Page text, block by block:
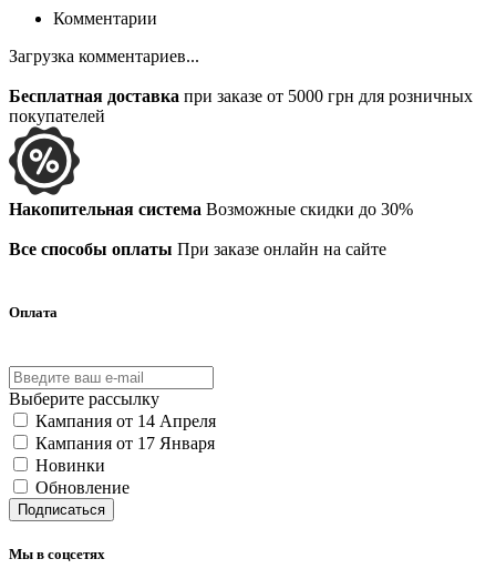
Комментарии
Загрузка комментариев...
Бесплатная доставка при заказе от 5000 грн для розничных
покупателей
Накопительная система Возможные скидки до 30%
Все способы оплаты При заказе онлайн на сайте
Оплата
Выберите рассылку
Кампания от 14 Апреля
Кампания от 17 Января
Новинки
Обновление
Подписаться
Мы в соцсетях